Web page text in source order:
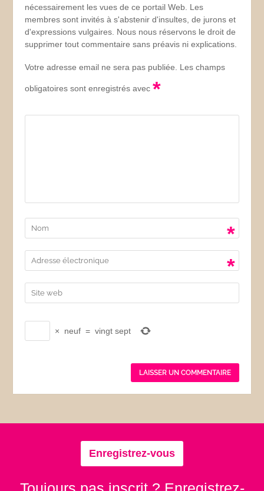
nécessairement les vues de ce portail Web. Les
membres sont invités à s'abstenir d'insultes, de jurons et
d'expressions vulgaires. Nous nous réservons le droit de
supprimer tout commentaire sans préavis ni explications.
Votre adresse email ne sera pas publiée. Les champs
obligatoires sont enregistrés avec*
*
*
× neuf = vingt sept
Enregistrez-vous